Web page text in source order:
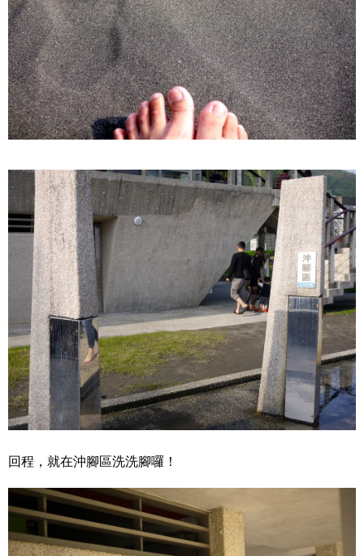
回程，就在沖腳區洗洗腳囉！